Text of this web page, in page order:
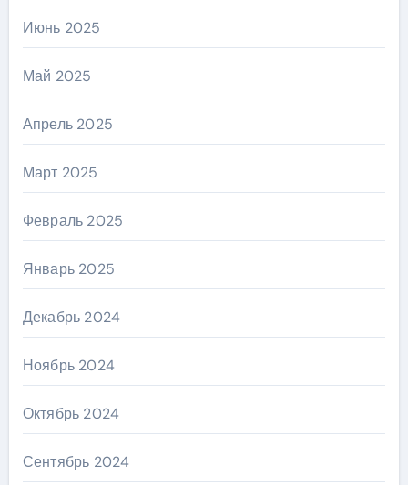
Июнь 2025
Май 2025
Апрель 2025
Март 2025
Февраль 2025
Январь 2025
Декабрь 2024
Ноябрь 2024
Октябрь 2024
Сентябрь 2024